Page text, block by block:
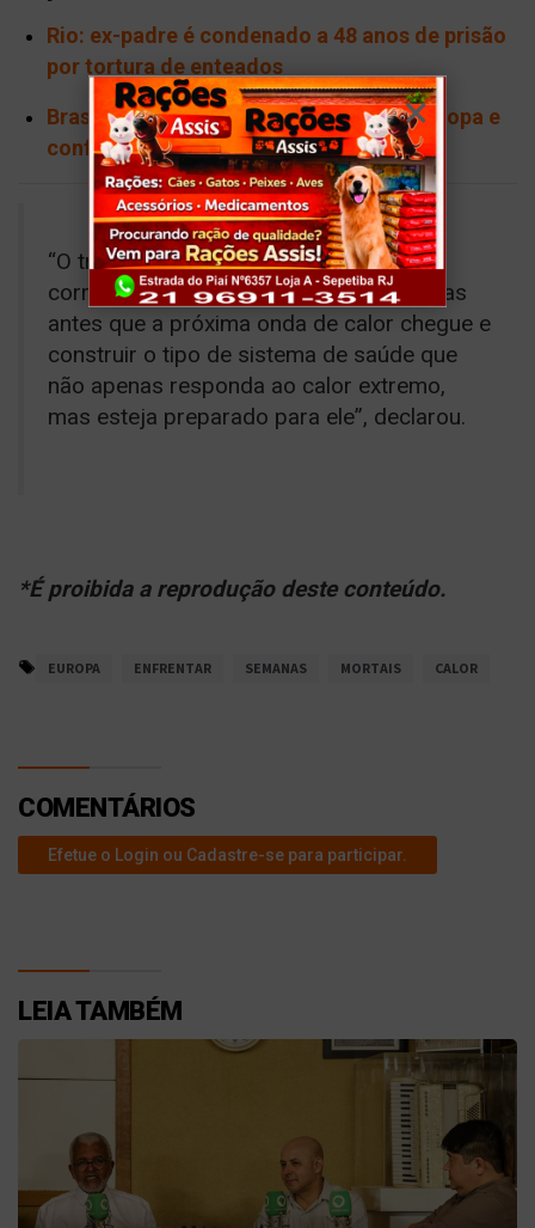
Rio: ex-padre é condenado a 48 anos de prisão
por tortura de enteados
Brasil no Mundo debate migração na Europa e
conflito em Jerusalém
“O trabalho agora é em duas frentes:
corrigir o que falhou nas últimas semanas
antes que a próxima onda de calor chegue e
construir o tipo de sistema de saúde que
não apenas responda ao calor extremo,
mas esteja preparado para ele”, declarou.
*É proibida a reprodução deste conteúdo.
EUROPA ENFRENTAR SEMANAS MORTAIS CALOR
COMENTÁRIOS
Efetue o Login ou Cadastre-se para participar.
LEIA TAMBÉM